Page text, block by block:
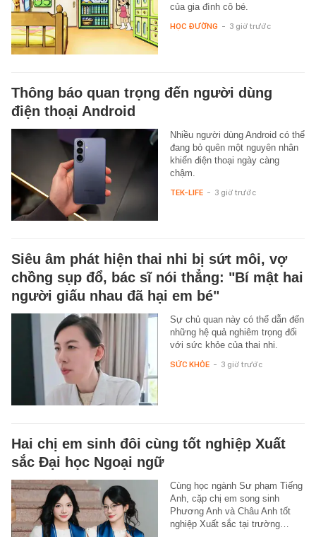
của gia đình cô bé.
HỌC ĐƯỜNG - 3 giờ trước
Thông báo quan trọng đến người dùng
điện thoại Android
Nhiều người dùng Android có thể
đang bỏ quên một nguyên nhân
khiến điện thoại ngày càng
chậm.
TEK-LIFE - 3 giờ trước
Siêu âm phát hiện thai nhi bị sứt môi, vợ
chồng sụp đổ, bác sĩ nói thẳng: "Bí mật hai
người giấu nhau đã hại em bé"
Sự chủ quan này có thể dẫn đến
những hệ quả nghiêm trọng đối
với sức khỏe của thai nhi.
SỨC KHỎE - 3 giờ trước
Hai chị em sinh đôi cùng tốt nghiệp Xuất
sắc Đại học Ngoại ngữ
Cùng học ngành Sư phạm Tiếng
Anh, cặp chị em song sinh
Phương Anh và Châu Anh tốt
nghiệp Xuất sắc tại trường…